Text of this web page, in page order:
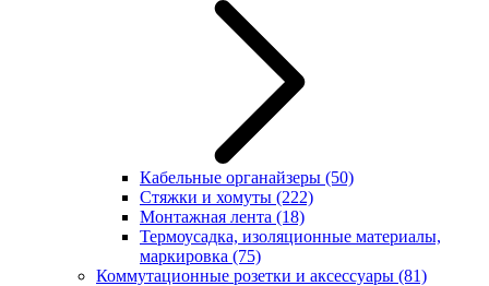
Кабельные органайзеры (50)
Стяжки и хомуты (222)
Монтажная лента (18)
Термоусадка, изоляционные материалы,
маркировка (75)
Коммутационные розетки и аксессуары (81)